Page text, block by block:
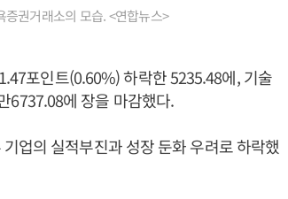
권거래소의 모습. <연합뉴스>
포인트(0.60%) 하락한 5235.48에, 기술
6737.08에 장을 마감했다.
업의 실적부진과 성장 둔화 우려로 하락했